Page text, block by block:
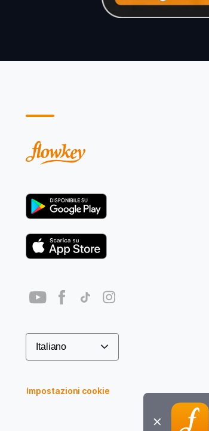
Impostazioni cookie